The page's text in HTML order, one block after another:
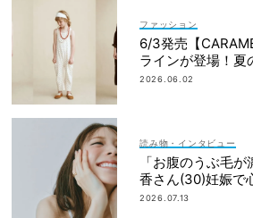
ファッション
6/3発売【
ラインが登場！夏
おすすめ
2026.06.02
読み物・インタビュー
「お腹のうぶ毛
香さん(30)妊娠で
「愛しいです」
2026.07.13